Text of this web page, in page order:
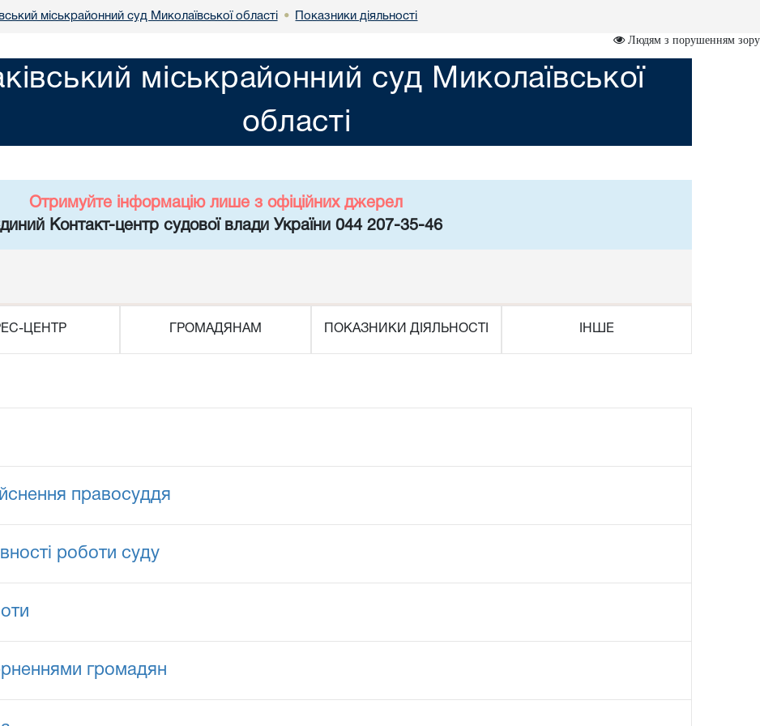
міськрайонний суд Миколаївської області • Показники діяльності
Людям з порушенням зору
міськрайонний суд Миколаївської
області
Отримуйте інформацію лише з офіційних джерел
Контакт-центр судової влади України 044 207-35-46
ЦЕНТР ГРОМАДЯНАМ ПОКАЗНИКИ ДІЯЛЬНОСТІ ІНШЕ
правосуддя
роботи суду
громадян